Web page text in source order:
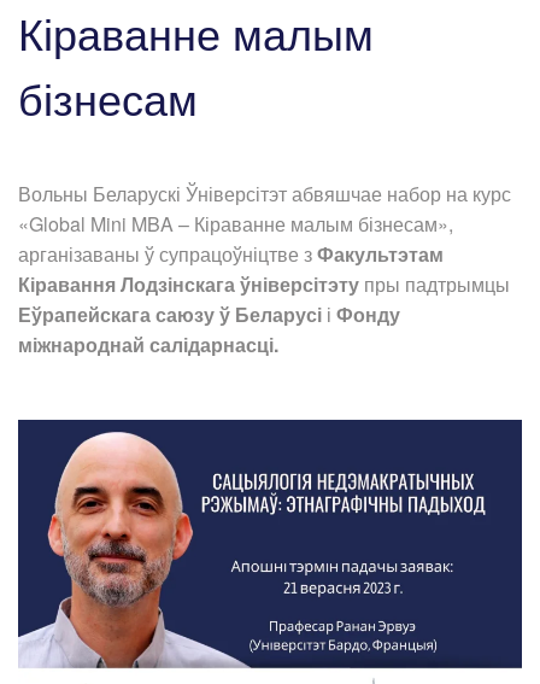
Кіраванне малым
бізнесам
Вольны Беларускі Ўніверсітэт абвяшчае набор на курс
«Global Mini MBA – Кіраванне малым бізнесам»,
арганізаваны ў супрацоўніцтве зФакультэтам
Кіравання Лодзінскага ўніверсітэту пры падтрымцы
Еўрапейскага саюзу ў Беларусі і Фонду
міжнароднай салідарнасці.